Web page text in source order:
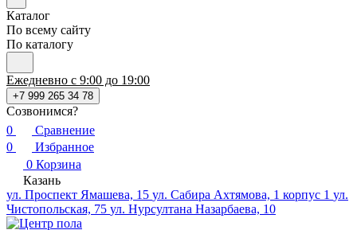
Каталог
По всему сайту
По каталогу
Ежедневно с 9:00 до 19:00
+7 999 265 34 78
Созвонимся?
0
Сравнение
0
Избранное
0 Корзина
Казань
ул. Проспект Ямашева, 15 ул. Сабира Ахтямова, 1 корпус 1 ул.
Чистопольская, 75 ул. Нурсултана Назарбаева, 10